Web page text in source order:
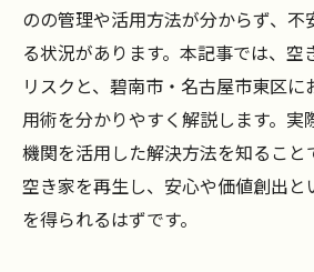
のの管理や活用方法が分からず、不
る状況があります。本記事では、空
リスクと、碧南市・名古屋市東区
用術を分かりやすく解説します。実
機関を活用した解決方法を知ること
空き家を再生し、安心や価値創出と
を得られるはずです。